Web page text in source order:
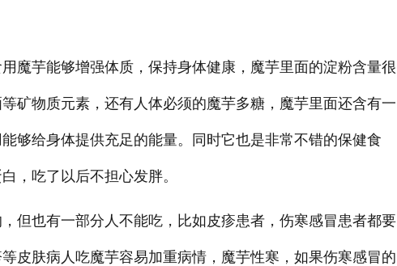
魔芋能够增强体质，保持身体健康，魔芋里面的淀粉含量很
矿物质元素，还有人体必须的魔芋多糖，魔芋里面还含有一
够给身体提供充足的能量。同时它也是非常不错的保健食
，吃了以后不担心发胖。
但也有一部分人不能吃，比如皮疹患者，伤寒感冒患者都要
皮肤病人吃魔芋容易加重病情，魔芋性寒，如果伤寒感冒的